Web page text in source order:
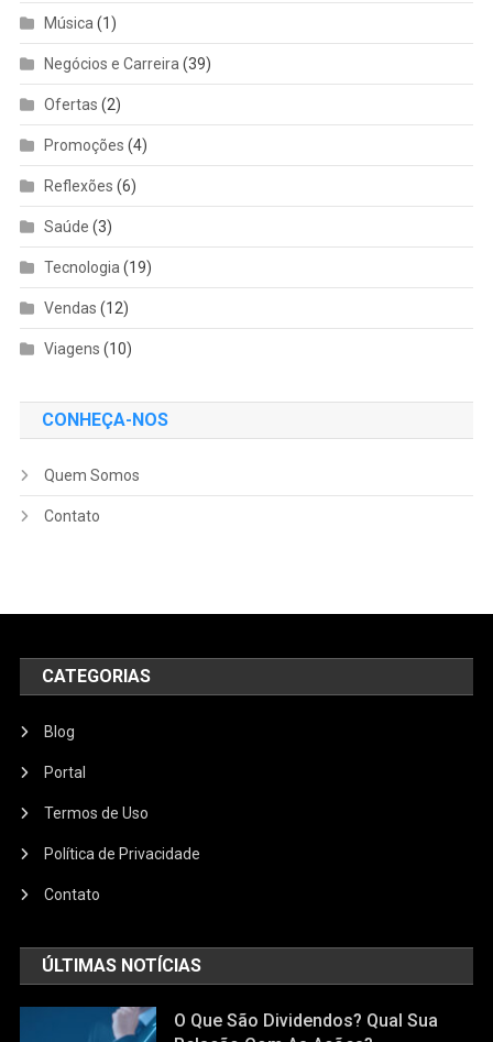
Música (1)
Negócios e Carreira (39)
Ofertas (2)
Promoções (4)
Reflexões (6)
Saúde (3)
Tecnologia (19)
Vendas (12)
Viagens (10)
CONHEÇA-NOS
Quem Somos
Contato
CATEGORIAS
Blog
Portal
Termos de Uso
Política de Privacidade
Contato
ÚLTIMAS NOTÍCIAS
O Que São Dividendos? Qual Sua